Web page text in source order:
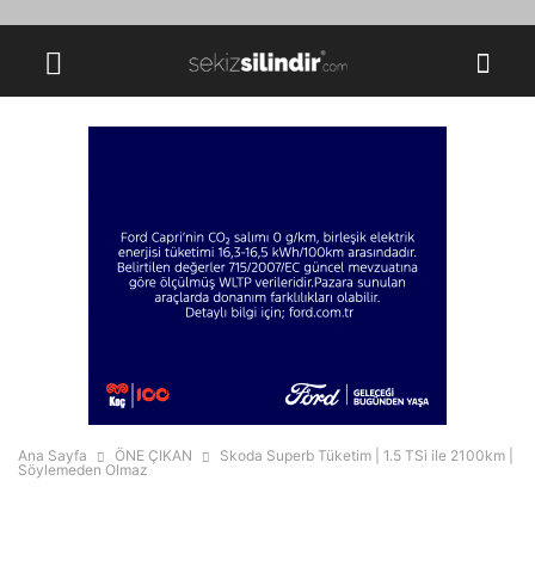
Ana Sayfa ÖNE ÇIKAN
Skoda Superb Tüketim | 1.5 TSi ile 2100km |
Söylemeden Olmaz